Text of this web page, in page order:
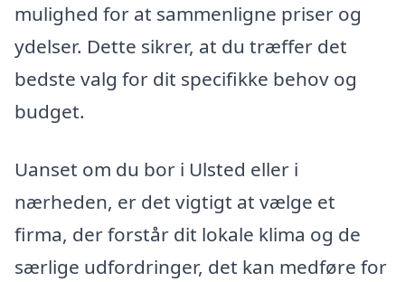
mulighed for at sammenligne priser og
ydelser. Dette sikrer, at du træffer det
bedste valg for dit specifikke behov og
budget.
Uanset om du bor i Ulsted eller i
nærheden, er det vigtigt at vælge et
firma, der forstår dit lokale klima og de
særlige udfordringer, det kan medføre for